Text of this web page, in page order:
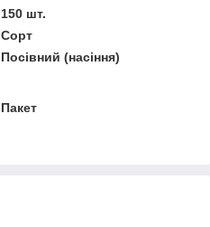
150 шт.
Сорт
Посівний (насіння)
Пакет